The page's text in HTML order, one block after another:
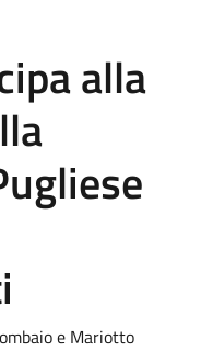
alla
e Mariotto